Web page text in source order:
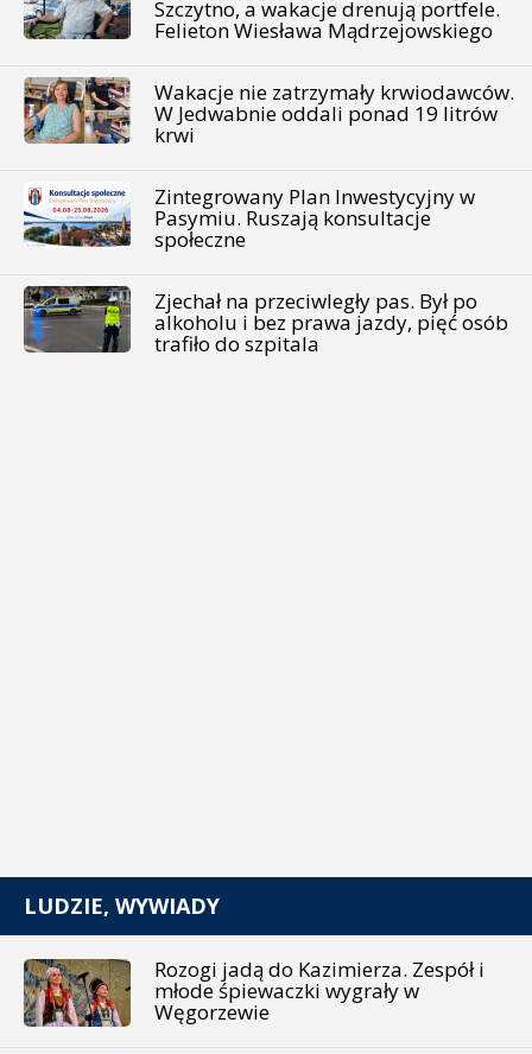
Szczytno, a wakacje drenują portfele.
Felieton Wiesława Mądrzejowskiego
Wakacje nie zatrzymały krwiodawców.
W Jedwabnie oddali ponad 19 litrów
krwi
Zintegrowany Plan Inwestycyjny w
Pasymiu. Ruszają konsultacje
społeczne
Zjechał na przeciwległy pas. Był po
alkoholu i bez prawa jazdy, pięć osób
trafiło do szpitala
LUDZIE, WYWIADY
Rozogi jadą do Kazimierza. Zespół i
młode śpiewaczki wygrały w
Węgorzewie